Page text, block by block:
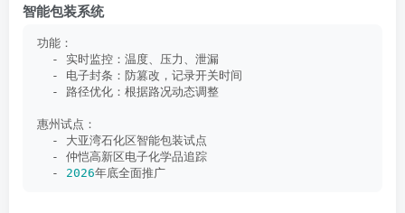
智能包装系统
功能：
  - 实时监控：温度、压力、泄漏
  - 电子封条：防篡改，记录开关时间
  - 路径优化：根据路况动态调整
惠州试点：
  - 大亚湾石化区智能包装试点
  - 仲恺高新区电子化学品追踪
  -
2026年底全面推广